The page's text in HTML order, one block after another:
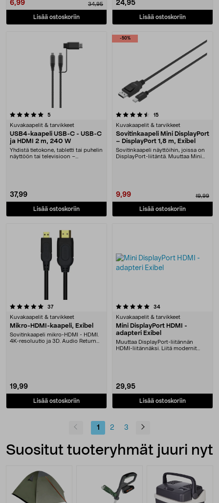
6,99 34,95
Lisää ostoskoriin
24,95
Lisää ostoskoriin
5
Kuvakaapelit & tarvikkeet
USB4-kaapeli USB-C - USB-C
ja HDMI 2 m, 240 W
Yhdistä tietokone, tabletti tai puhelin
näyttöön tai televisioon –
37,99
Lisää ostoskoriin
-50%
4.5 viidestä tähdestä 15
Kuvakaapelit & tarvikkeet
Sovitinkaapeli Mini DisplayPort
– DisplayPort 1,8 m, Exibel
Sovitinkaapeli näyttöihin, joissa on
DisplayPort-liitäntä. Muuttaa Mini
9,99 19,99
Lisää ostoskoriin
37arvostelut
Kuvakaapelit & tarvikkeet
Mikro-HDMI-kaapeli, Exibel
Sovitinkaapeli mikro-HDMI - HDMI.
4K-resoluutio ja 3D. Audio Return
19,99
Lisää ostoskoriin
5.0 viidestä tähdestä 34arvostelut
Kuvakaapelit & tarvikkeet
Mini DisplayPort HDMI -
adapteri Exibel
Muuttaa DisplayPort-liitännän
HDMI-liitännäksi. Liitä modernit
29,95
Lisää ostoskoriin
1 2 3
Suositut tuoteryhmät juuri nyt